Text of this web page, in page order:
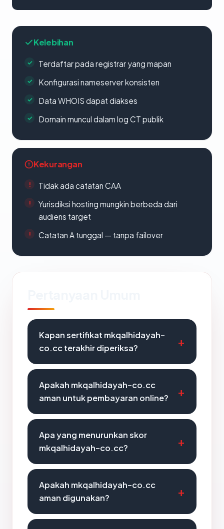
Kelebihan
Terdaftar pada registrar yang mapan
Konfigurasi nameserver konsisten
Data WHOIS dapat diakses
Domain muncul dalam log CT publik
Kekurangan
Tidak ada catatan CAA
Yurisdiksi hosting mungkin berbeda dari
audiens target
Catatan A tunggal — tanpa failover
Kapan sertifikat mkqalhidayah-
co.cc terakhir diperiksa?
Apakah mkqalhidayah-co.cc
aman untuk pembayaran online?
Apa yang menurunkan skor
mkqalhidayah-co.cc?
Apakah mkqalhidayah-co.cc
aman digunakan?